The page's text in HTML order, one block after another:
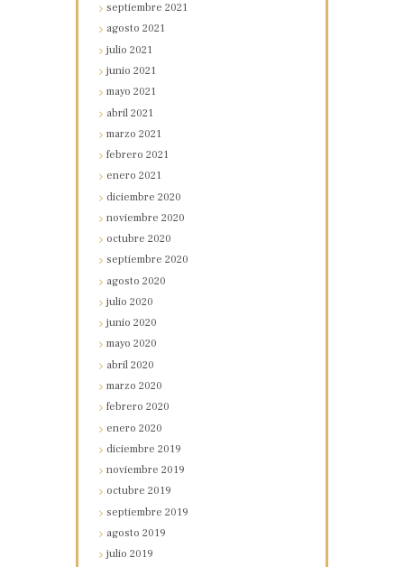
septiembre2021
agosto2021
julio2021
junio2021
mayo2021
abril2021
marzo2021
febrero2021
enero2021
diciembre2020
noviembre2020
octubre2020
septiembre2020
agosto2020
julio2020
junio2020
mayo2020
abril2020
marzo2020
febrero2020
enero2020
diciembre2019
noviembre2019
octubre2019
septiembre2019
agosto2019
julio2019